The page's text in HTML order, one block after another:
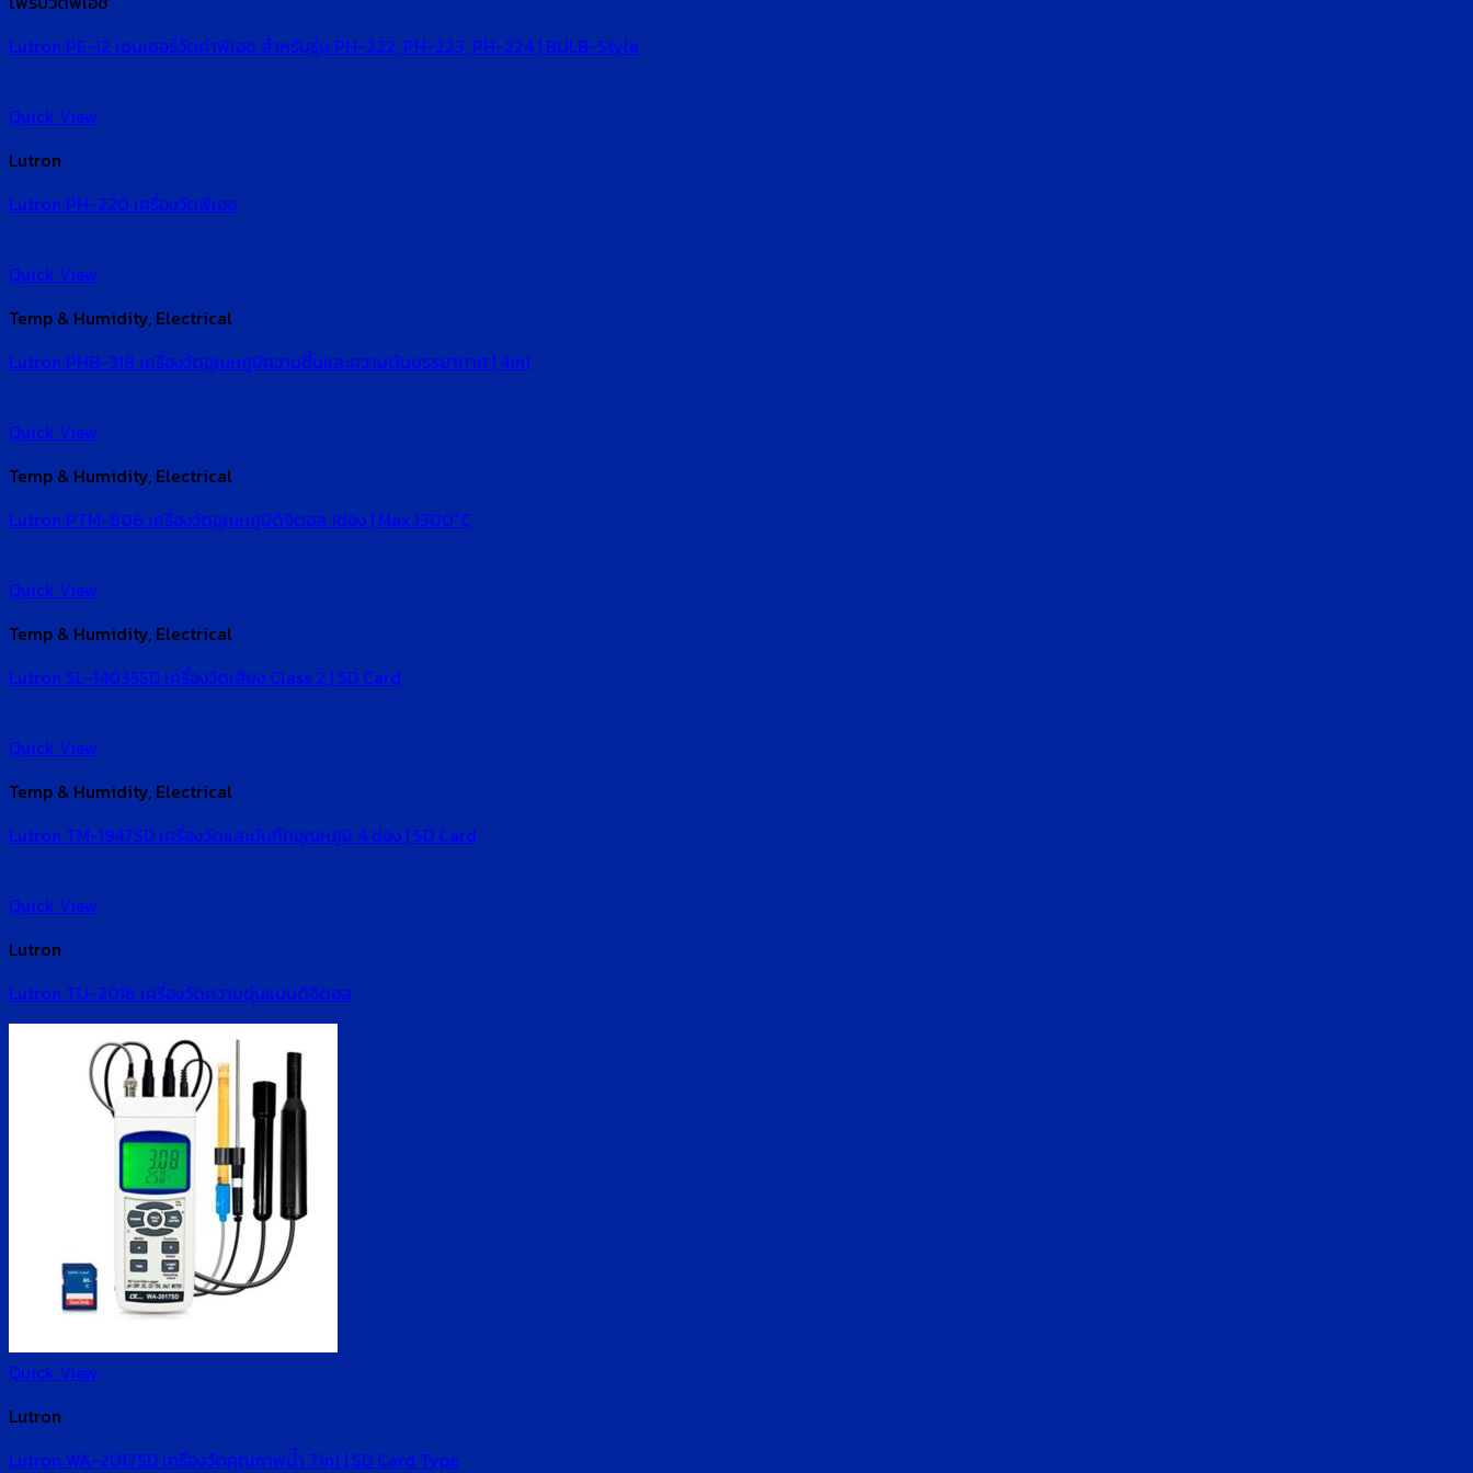
Lutron PE-12 เซนเซอร์วัดค่าพีเอช สำหรับรุ่น PH-222, PH-223, PH-224 | BULB-Style
Quick View
Lutron
Lutron PH-220 เครื่องวัดพีเอช
Quick View
Temp & Humidity, Electrical
Lutron PHB-318 เครื่องวัดอุณหภูมิความชื้นและความดันบรรยากาศ | 4in1
Quick View
Temp & Humidity, Electrical
Lutron PTM-806 เครื่องวัดอุณหภูมิดิจิตอล 1ช่อง | Max.1300°C
Quick View
Temp & Humidity, Electrical
Lutron SL-14035SD เครื่องวัดเสียง Class 2 | SD Card
Quick View
Temp & Humidity, Electrical
Lutron TM-1947SD เครื่องวัดและบันทึกอุณหภูมิ 4 ช่อง | SD Card
Quick View
Lutron
Lutron TU-2016 เครื่องวัดความขุ่นแบบดิจิตอล
Quick View
Lutron
Lutron WA-2017SD เครื่องวัดคุณภาพน้ำ 7in1 | SD Card Type